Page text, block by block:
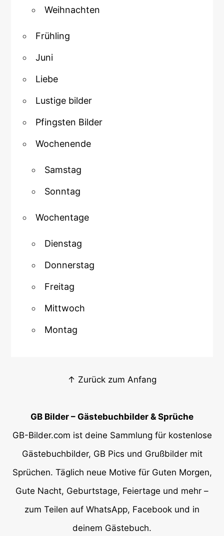
Weihnachten
Frühling
Juni
Liebe
Lustige bilder
Pfingsten Bilder
Wochenende
Samstag
Sonntag
Wochentage
Dienstag
Donnerstag
Freitag
Mittwoch
Montag
↑ Zurück zum Anfang
GB Bilder – Gästebuchbilder & Sprüche
GB-Bilder.com ist deine Sammlung für kostenlose
Gästebuchbilder, GB Pics und Grußbilder mit
Sprüchen. Täglich neue Motive für Guten Morgen,
Gute Nacht, Geburtstage, Feiertage und mehr –
zum Teilen auf WhatsApp, Facebook und in
deinem Gästebuch.